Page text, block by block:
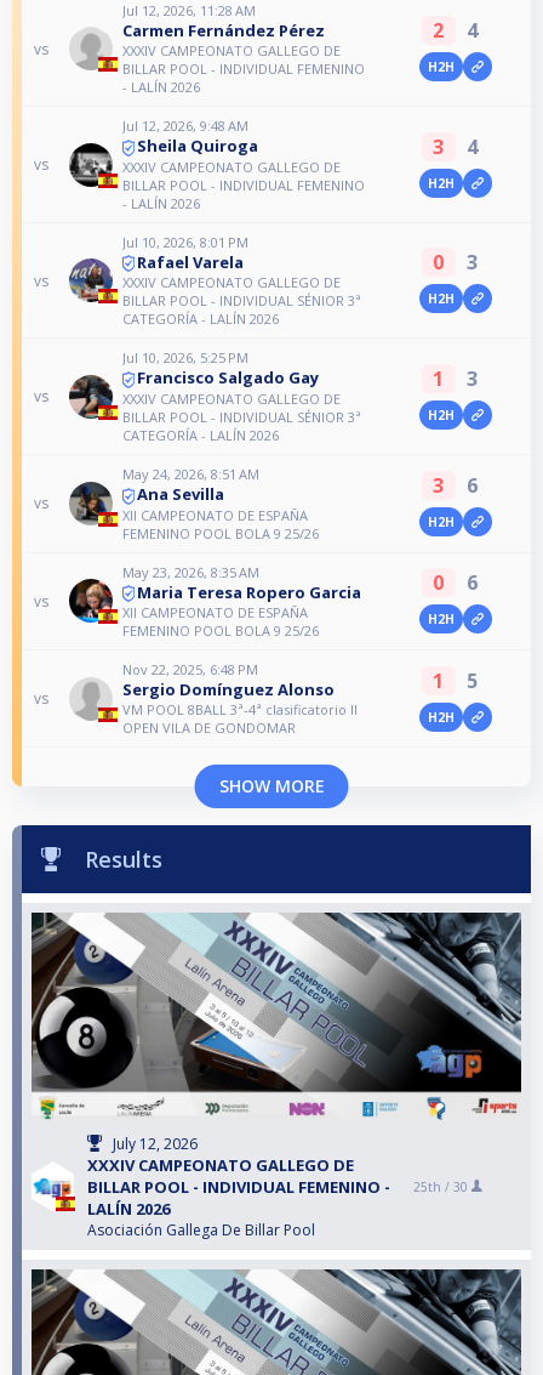
vs
Jul 12, 2026, 11:28 AM
Carmen Fernández Pérez
XXXIV CAMPEONATO GALLEGO DE
BILLAR POOL - INDIVIDUAL FEMENINO
- LALÍN 2026
2 4
H2H
vs
Jul 12, 2026, 9:48 AM
Sheila Quiroga
XXXIV CAMPEONATO GALLEGO DE
BILLAR POOL - INDIVIDUAL FEMENINO
- LALÍN 2026
3 4
H2H
vs
Jul 10, 2026, 8:01 PM
Rafael Varela
XXXIV CAMPEONATO GALLEGO DE
BILLAR POOL - INDIVIDUAL SÉNIOR 3ª
CATEGORÍA - LALÍN 2026
0 3
H2H
vs
Jul 10, 2026, 5:25 PM
Francisco Salgado Gay
XXXIV CAMPEONATO GALLEGO DE
BILLAR POOL - INDIVIDUAL SÉNIOR 3ª
CATEGORÍA - LALÍN 2026
1 3
H2H
vs
May 24, 2026, 8:51 AM
Ana Sevilla
XII CAMPEONATO DE ESPAÑA
FEMENINO POOL BOLA 9 25/26
3 6
H2H
vs
May 23, 2026, 8:35 AM
Maria Teresa Ropero Garcia
XII CAMPEONATO DE ESPAÑA
FEMENINO POOL BOLA 9 25/26
0 6
H2H
vs
Nov 22, 2025, 6:48 PM
Sergio Domínguez Alonso
VM POOL 8BALL 3ª-4ª clasificatorio II
OPEN VILA DE GONDOMAR
1 5
H2H
SHOW MORE
Results
July 12, 2026
XXXIV CAMPEONATO GALLEGO DE
BILLAR POOL - INDIVIDUAL FEMENINO -
LALÍN 2026
Asociación Gallega De Billar Pool
25th / 30